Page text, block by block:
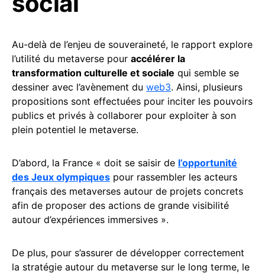
Au-delà de l’enjeu de souveraineté, le rapport explore
l’utilité du metaverse pour accélérer la
transformation culturelle et sociale qui semble se
dessiner avec l’avènement du web3. Ainsi, plusieurs
propositions sont effectuées pour inciter les pouvoirs
publics et privés à collaborer pour exploiter à son
plein potentiel le metaverse.
D’abord, la France « doit se saisir de l’opportunité
des Jeux olympiques pour rassembler les acteurs
français des metaverses autour de projets concrets
afin de proposer des actions de grande visibilité
autour d’expériences immersives ».
De plus, pour s’assurer de développer correctement
la stratégie autour du metaverse sur le long terme, le